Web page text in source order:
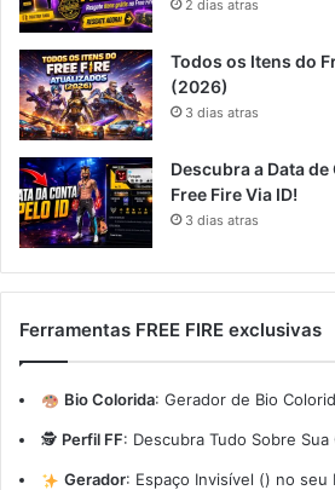
2 dias atras
Todos os Itens do
(2026)
3 dias atras
Descubra a Data
Free Fire Via ID!
3 dias atras
Ferramentas FREE FIRE exclusivas
Bio Colorida: Gerador de Bio
🕵️ Perfil FF: Descubra Tudo Sobre Sua
Gerador: Espaço Invisível (ㅤ) no seu